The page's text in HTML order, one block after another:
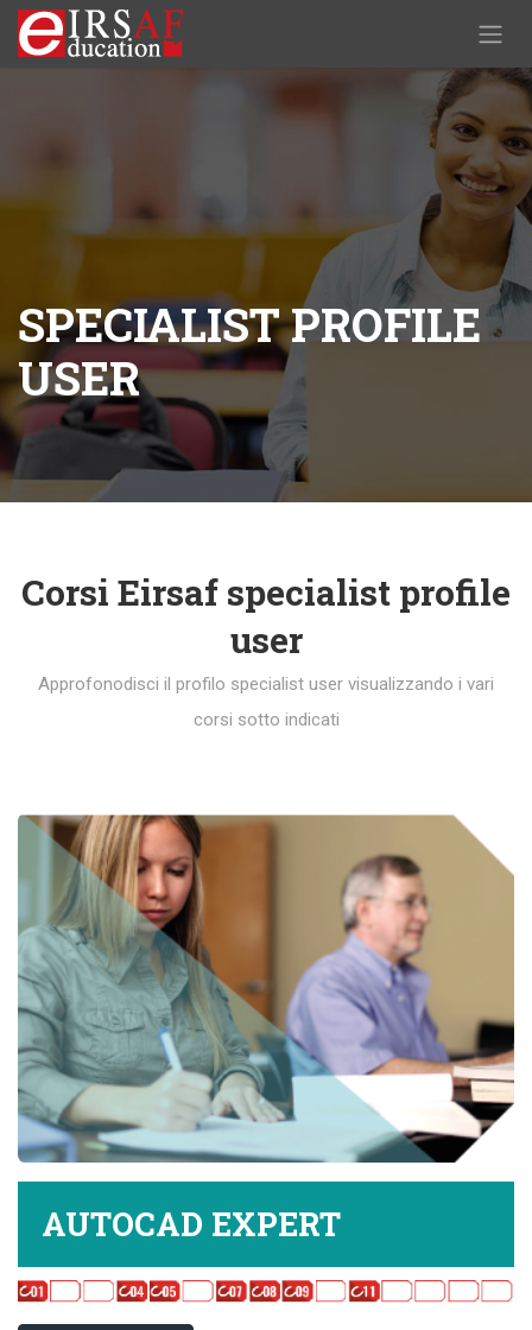
Passa al contenuto
SPECIALIST PROFILE
USER
Corsi Eirsaf specialist profile
user
Approfonodisci il profilo specialist user visualizzando i vari
corsi sotto indicati
AUTOCAD EXPERT